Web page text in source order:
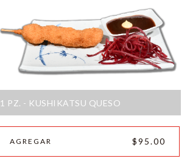
1 PZ. - KUSHIKATSU QUESO
AGREGAR $95.00